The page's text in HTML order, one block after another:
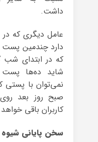
داشت.
عامل دیگری که در
دارد چندمین پست
که در ابتدای شب
شاید ده‌ها پست
نمی‌توان با
صبح روز بعد
کاربران باقی
سخن پایانی شیوه